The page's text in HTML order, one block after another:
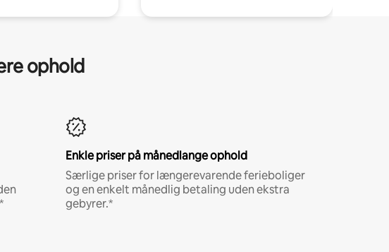
ophold
Enkle priser på månedlange ophold
Særlige priser for længerevarende ferieboliger
og en enkelt månedlig betaling uden ekstra
gebyrer.*